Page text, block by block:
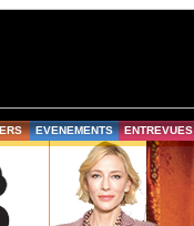
EVENEMENTS ENTREVUES